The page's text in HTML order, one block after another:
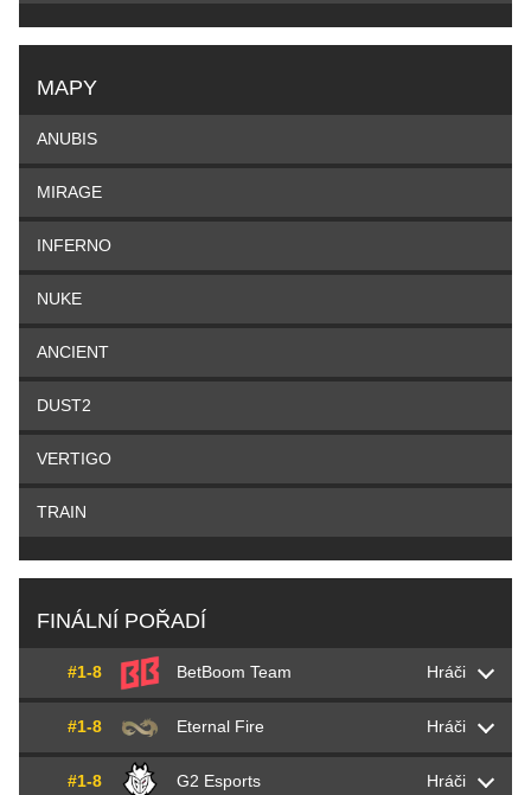
MAPY
ANUBIS
MIRAGE
INFERNO
NUKE
ANCIENT
DUST2
VERTIGO
TRAIN
FINÁLNÍ POŘADÍ
#1-8 BetBoom Team Hráči
PavelS1ren Ogloblin
Alexander zorte Zagodyrenko
#1-8 Eternal Fire Hráči
Ismailcan XANTARESDörtkardeş
#1-8 G2 Esports Hráči